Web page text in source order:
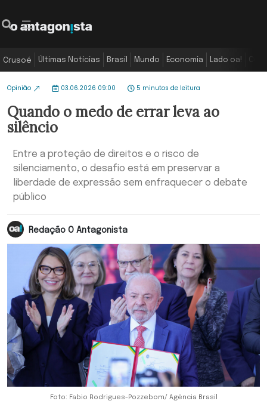
Crusoé Últimas Notícias Brasil Mundo Economia Lado oa!
Opinião 03.06.2026 09:00 5 minutos de leitura
Quando o medo de errar leva ao
silêncio
Entre a proteção de direitos e o risco de
silenciamento, o desafio está em preservar a
liberdade de expressão sem enfraquecer o debate
público
Redação O Antagonista
Foto: Fabio Rodrigues-Pozzebom/ Agência Brasil